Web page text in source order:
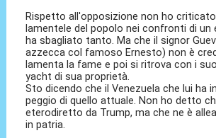
Rispetto all'opposizione non ho
lamentele del popolo nei confronti di un
ha sbagliato tanto. Ma che il signor
azzecca col famoso Ernesto) non è
lamenta la fame e poi si ritrova con i
yacht di sua proprietà.
Sto dicendo che il Venezuela che lui ha
peggio di quello attuale. Non ho detto
eterodiretto da Trump, ma che ne è
in patria.